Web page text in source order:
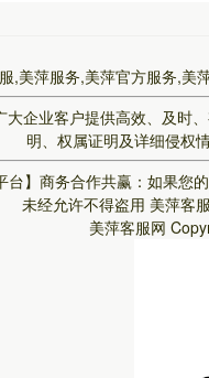
,美萍服务,美萍官方服务,美
大企业客户提供高效、及时
明、权属证明及详细侵权
台】 商务合作共赢：如果您
未经允许不得盗用 美萍客
美萍客服网